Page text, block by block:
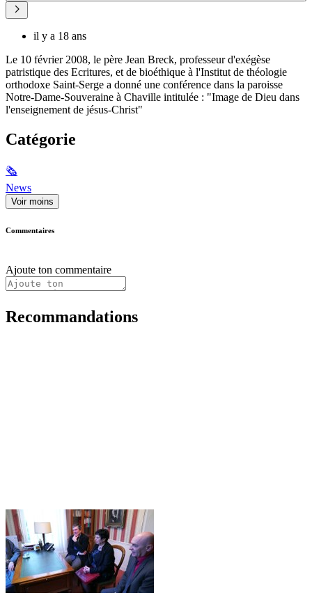
il y a 18 ans
Le 10 février 2008, le père Jean Breck, professeur d'exégèse
patristique des Ecritures, et de bioéthique à l'Institut de théologie
orthodoxe Saint-Serge a donné une conférence dans la paroisse
Notre-Dame-Souveraine à Chaville intitulée : "Image de Dieu dans
l'enseignement de jésus-Christ"
Catégorie
🗞
News
Voir moins
Commentaires
Ajoute ton commentaire
Recommandations